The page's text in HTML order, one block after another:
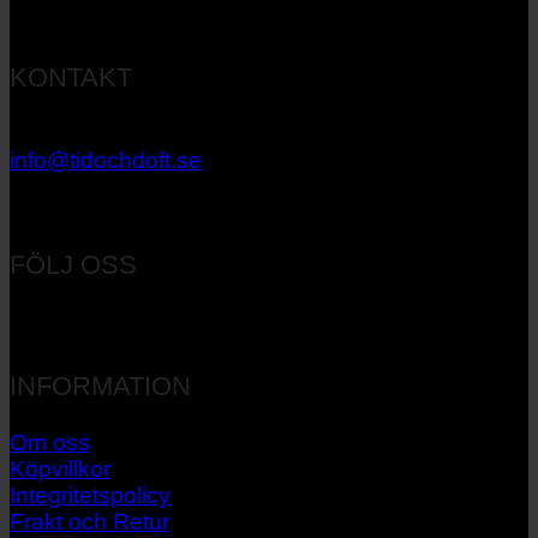
KONTAKT
info@tidochdoft.se
FÖLJ OSS
INFORMATION
Om oss
Köpvillkor
Integritetspolicy
Frakt och Retur